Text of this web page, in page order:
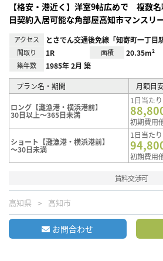
【格安・港近く】洋室9帖広めで 複数
日契約入居可能な角部屋高知市マンスリ
アクセス とさでん交通後免線「知寄町一丁目
間取り 1R 面積 20.35m²
築年数 1985年 2月 築
プラン名・期間 月額目
ロング【灘漁港・横浜港前】
30日以上～365日未満
1日当た
初期費用
ショート【灘漁港・横浜港前】
～30日未満
1日当た
初期費用
賃料交渉可
高知県 高知市
お問合わせ